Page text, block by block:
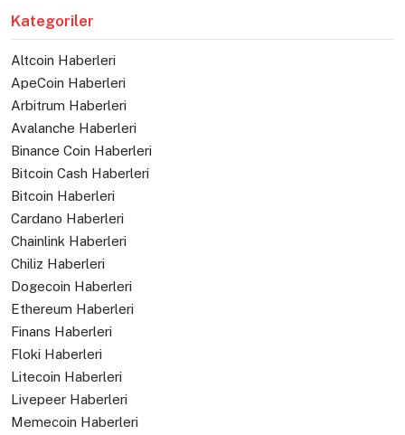
Kategoriler
Altcoin Haberleri
ApeCoin Haberleri
Arbitrum Haberleri
Avalanche Haberleri
Binance Coin Haberleri
Bitcoin Cash Haberleri
Bitcoin Haberleri
Cardano Haberleri
Chainlink Haberleri
Chiliz Haberleri
Dogecoin Haberleri
Ethereum Haberleri
Finans Haberleri
Floki Haberleri
Litecoin Haberleri
Livepeer Haberleri
Memecoin Haberleri